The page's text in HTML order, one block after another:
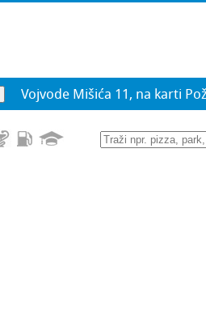
Vojvode Mišića 11, na karti